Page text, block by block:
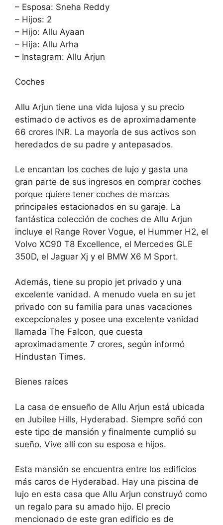
– Esposa: Sneha Reddy
– Hijos: 2
– Hijo: Allu Ayaan
– Hija: Allu Arha
– Instagram: Allu Arjun
Coches
Allu Arjun tiene una vida lujosa y su precio
estimado de activos es de aproximadamente
66 crores INR. La mayoría de sus activos son
heredados de su padre y antepasados.
Le encantan los coches de lujo y gasta una
gran parte de sus ingresos en comprar coches
porque quiere tener coches de marcas
principales estacionados en su garaje. La
fantástica colección de coches de Allu Arjun
incluye el Range Rover Vogue, el Hummer H2, el
Volvo XC90 T8 Excellence, el Mercedes GLE
350D, el Jaguar Xj y el BMW X6 M Sport.
Además, tiene su propio jet privado y una
excelente vanidad. A menudo vuela en su jet
privado con su familia para unas vacaciones
excepcionales y posee una excelente vanidad
llamada The Falcon, que cuesta
aproximadamente 7 crores, según informó
Hindustan Times.
Bienes raíces
La casa de ensueño de Allu Arjun está ubicada
en Jubilee Hills, Hyderabad. Siempre soñó con
este tipo de mansión y finalmente cumplió su
sueño. Vive allí con su esposa e hijos.
Esta mansión se encuentra entre los edificios
más caros de Hyderabad. Hay una piscina de
lujo en esta casa que Allu Arjun construyó como
un regalo para su amado hijo. El precio
mencionado de este gran edificio es de